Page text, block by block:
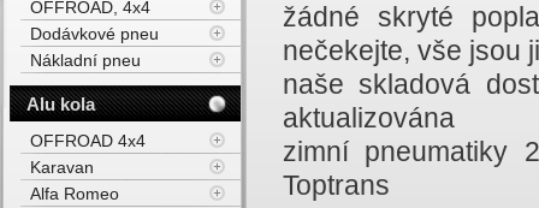
žádné skryté
nečekejte, vše jsou
naše skladová
aktualizována
zimní pneumatiky
Toptrans
OFFROAD, 4x4
Dodávkové pneu
Nákladní pneu
Alu kola
OFFROAD 4x4
Karavan
Alfa Romeo